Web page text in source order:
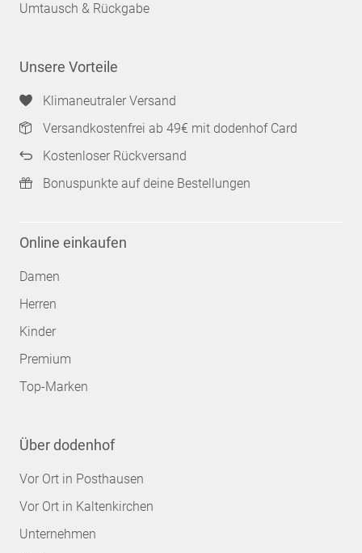
Umtausch & Rückgabe
Unsere Vorteile
Klimaneutraler Versand
Versandkostenfrei ab 49€ mit dodenhof Card
Kostenloser Rückversand
Bonuspunkte auf deine Bestellungen
Online einkaufen
Damen
Herren
Kinder
Premium
Top-Marken
Über dodenhof
Vor Ort in Posthausen
Vor Ort in Kaltenkirchen
Unternehmen